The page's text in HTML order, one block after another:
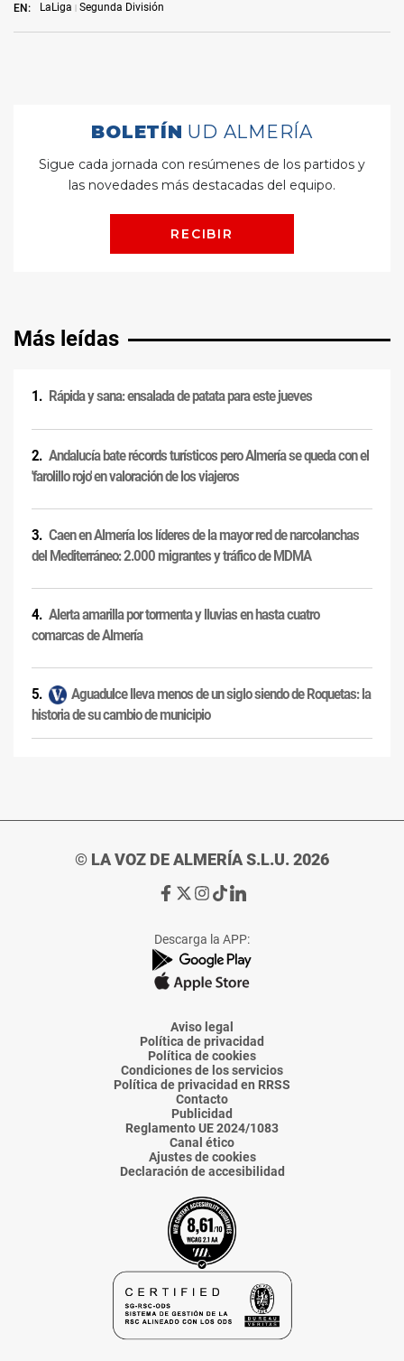
EN: LaLiga Segunda División
Más leídas
Rápida y sana: ensalada de patata para este jueves
Andalucía bate récords turísticos pero Almería se queda con el
'farolillo rojo' en valoración de los viajeros
Caen en Almería los líderes de la mayor red de narcolanchas
del Mediterráneo: 2.000 migrantes y tráfico de MDMA
Alerta amarilla por tormenta y lluvias en hasta cuatro
comarcas de Almería
Aguadulce lleva menos de un siglo siendo de Roquetas: la
historia de su cambio de municipio
© LA VOZ DE ALMERÍA S.L.U. 2026
Ir
de
La
Voz
Almería
Ir
de
La
Voz
Almería
Ir
de
La
Voz
Almería
Ir
de
La
Voz
Almería
Ir
de
La
Voz
Descarga la APP:
Aviso legal
Política de privacidad
Política de cookies
Condiciones de los servicios
Política de privacidad en RRSS
Contacto
Publicidad
Reglamento UE 2024/1083
Canal ético
Ajustes de cookies
Declaración de accesibilidad